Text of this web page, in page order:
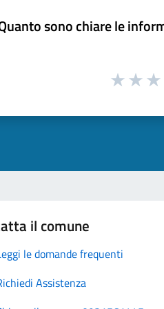
sono chiare le
il comune
le domande frequenti
Assistenza